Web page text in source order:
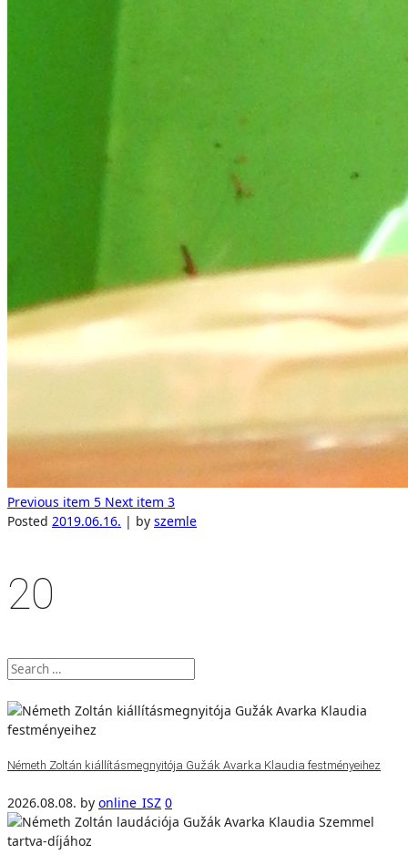
Previous item 5 Next item 3
Posted 2019.06.16. | by szemle
20
Németh Zoltán kiállításmegnyitója Gužák Avarka Klaudia festményeihez
2026.08.08. by online_ISZ 0